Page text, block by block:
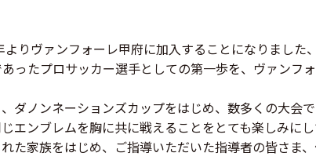
りヴァンフォーレ甲府に加入することになりました
ったプロサッカー選手としての第一歩を、ヴァンフ
ダノンネーションズカップをはじめ、数多くの大会
エンブレムを胸に共に戦えることをとても楽しみにし
た家族をはじめ、ご指導いただいた指導者の皆さま